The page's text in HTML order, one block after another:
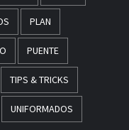
PLAN
PUENTE
TIPS & TRICKS
UNIFORMADOS